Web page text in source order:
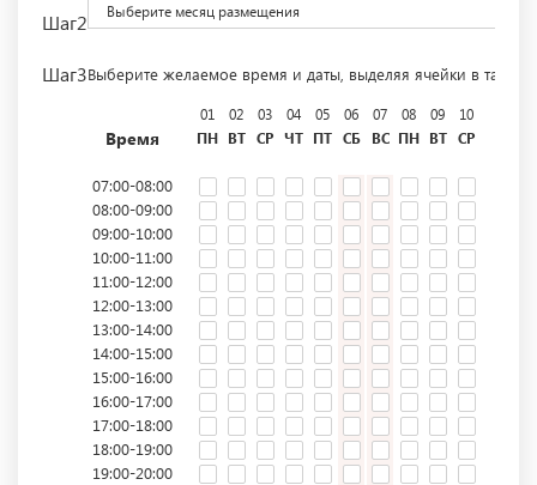
Шаг2 Выберите месяц размещения
Шаг3Выберите желаемое время и даты, выделяя ячейки в
Время
01
ПН
02
ВТ
03
СР
04
ЧТ
05
ПТ
06
СБ
07
ВС
08
ПН
09
ВТ
10
СР
07:00-08:00
08:00-09:00
09:00-10:00
10:00-11:00
11:00-12:00
12:00-13:00
13:00-14:00
14:00-15:00
15:00-16:00
16:00-17:00
17:00-18:00
18:00-19:00
19:00-20:00